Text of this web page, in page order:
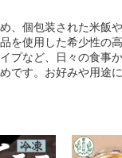
、個包装された米飯
を使用した希少性の
プなど、日々の食事
です。お好みや用途